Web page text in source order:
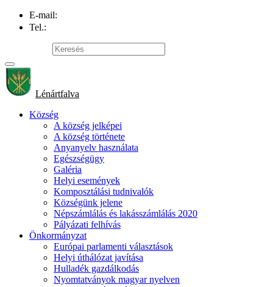
E-mail:
Tel.:
Lénártfalva
Község
A község jelképei
A község története
Anyanyelv használata
Egészségügy
Galéria
Helyi események
Komposztálási tudnivalók
Községünk jelene
Népszámlálás és lakásszámlálás 2020
Pályázati felhívás
Önkormányzat
Európai parlamenti választások
Helyi úthálózat javítása
Hulladék gazdálkodás
Nyomtatványok magyar nyelven